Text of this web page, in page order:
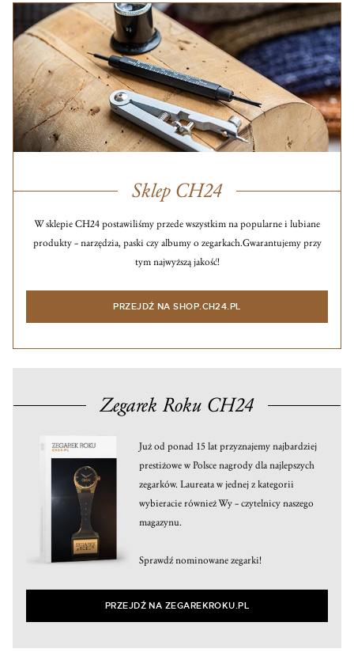
Sklep CH24
W sklepie CH24 postawiliśmy przede wszystkim na popularne i lubiane
produkty – narzędzia, paski czy albumy o zegarkach.Gwarantujemy przy
tym najwyższą jakość!
PRZEJDŹ NA SHOP.CH24.PL
Zegarek Roku CH24
Już od ponad 15 lat przyznajemy najbardziej
prestiżowe w Polsce nagrody dla najlepszych
zegarków. Laureata w jednej z kategorii
wybieracie również Wy – czytelnicy naszego
magazynu.
Sprawdź nominowane zegarki!
PRZEJDŹ NA ZEGAREKROKU.PL